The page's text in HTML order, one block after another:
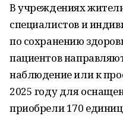
В учреждениях
специалистов и
по сохранению
пациентов
наблюдение или к
2025 году для
приобрели 170